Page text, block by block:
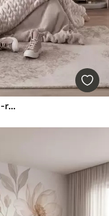
Nježno prozračno perje u breskvasto-ružičastoj izmaglici sa svjetlucavim efektom